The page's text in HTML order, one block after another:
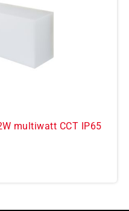
multiwatt CCT IP65